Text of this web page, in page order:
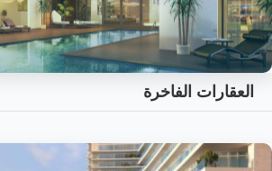
العقارات الفاخرة